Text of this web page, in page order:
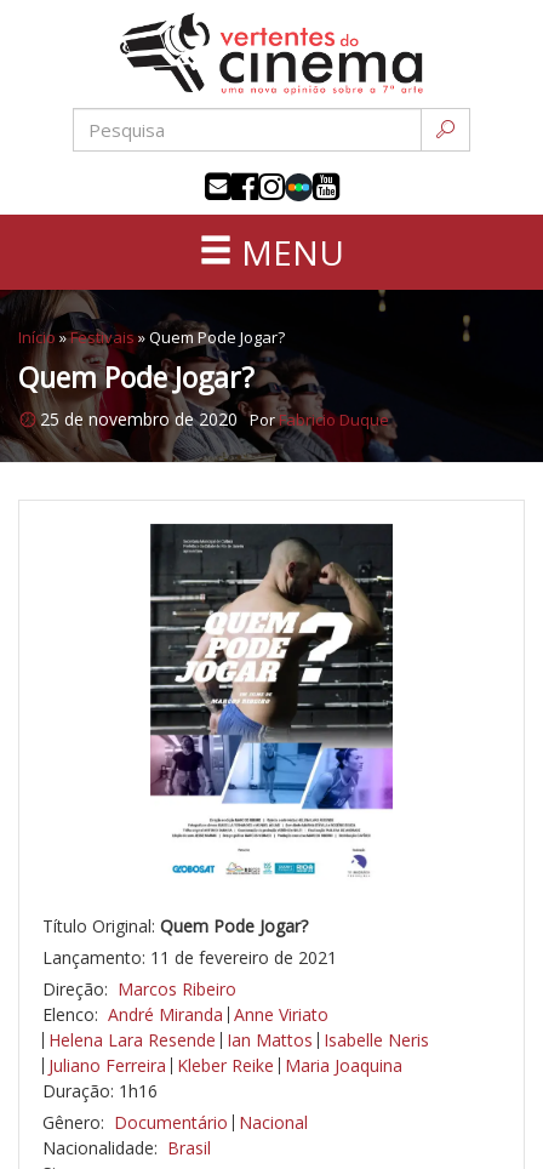
conteúdo
sétima
MENU
Início »Festivais»Quem Pode Jogar?
Quem Pode Jogar?
25 de novembro de 2020 PorFabricio Duque
Título Original: Quem Pode Jogar?
Lançamento: 11 de fevereiro de 2021
Direção: Marcos Ribeiro
Elenco: André Miranda Anne Viriato
Helena Lara Resende Ian Mattos Isabelle Neris
Juliano Ferreira Kleber Reike Maria Joaquina
Duração: 1h16
Gênero: Documentário Nacional
Nacionalidade: Brasil